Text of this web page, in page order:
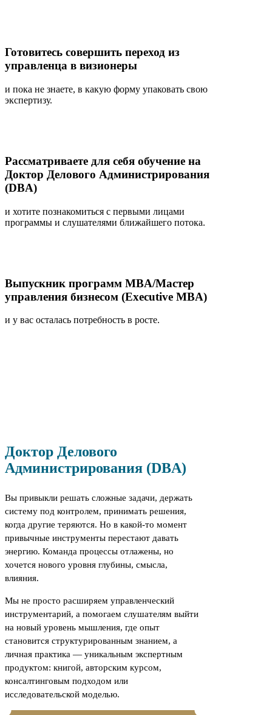
Готовитесь совершить переход из
управленца в визионеры
и пока не знаете, в какую форму упаковать свою
экспертизу.
Рассматриваете для себя обучение на
Доктор Делового Администрирования
(DBA)
и хотите познакомиться с первыми лицами
программы и слушателями ближайшего потока.
Выпускник программ MBA/Мастер
управления бизнесом (Executive MBA)
и у вас осталась потребность в росте.
Доктор Делового
Администрирования (DBA)
Вы привыкли решать сложные задачи, держать
систему под контролем, принимать решения,
когда другие теряются. Но в какой-то момент
привычные инструменты перестают давать
энергию. Команда процессы отлажены, но
хочется нового уровня глубины, смысла,
влияния.
Мы не просто расширяем управленческий
инструментарий, а помогаем слушателям выйти
на новый уровень мышления, где опыт
становится структурированным знанием, а
личная практика — уникальным экспертным
продуктом: книгой, авторским курсом,
консалтинговым подходом или
исследовательской моделью.